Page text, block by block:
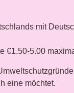
mit
€1.50-5.00
eine möchtet.